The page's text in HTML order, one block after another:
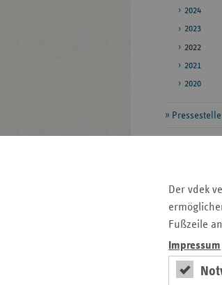
Der vdek
Fußzeile
Impressum
2024
2023
2022
2021
2020
Pressestelle
Seitenleiste
mit
weiteren
Informationen
Auf einen